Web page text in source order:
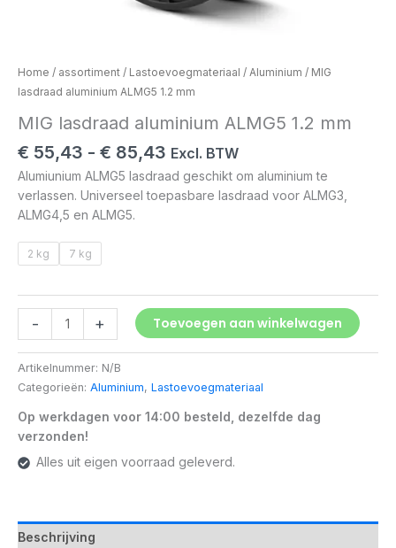
Home / assortiment / Lastoevoegmateriaal / Aluminium / MIG
lasdraad aluminium ALMG5 1.2 mm
MIG lasdraad aluminium ALMG5 1.2 mm
€ 55,43 - € 85,43 Excl. BTW
Alumiunium ALMG5 lasdraad geschikt om aluminium te
verlassen. Universeel toepasbare lasdraad voor ALMG3,
ALMG4,5 en ALMG5.
2 kg 7 kg
- + Toevoegen aan winkelwagen
Artikelnummer: N/B
Categorieën: Aluminium, Lastoevoegmateriaal
Op werkdagen voor 14:00 besteld, dezelfde dag
verzonden!
Alles uit eigen voorraad geleverd.
Beschrijving